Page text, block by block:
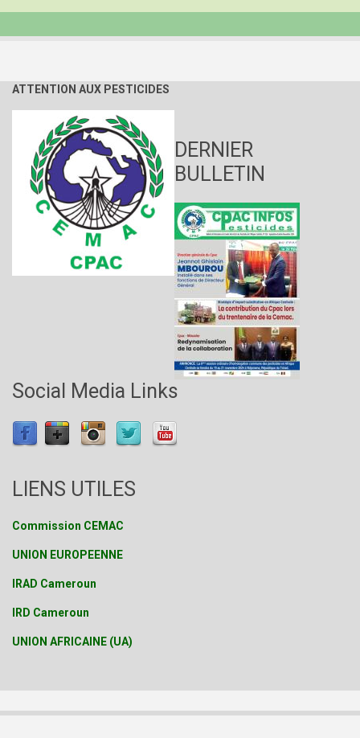
ATTENTION AUX PESTICIDES
DERNIER
BULLETIN
Social Media Links
LIENS UTILES
Commission CEMAC
UNION EUROPEENNE
IRAD Cameroun
IRD Cameroun
UNION AFRICAINE (UA)